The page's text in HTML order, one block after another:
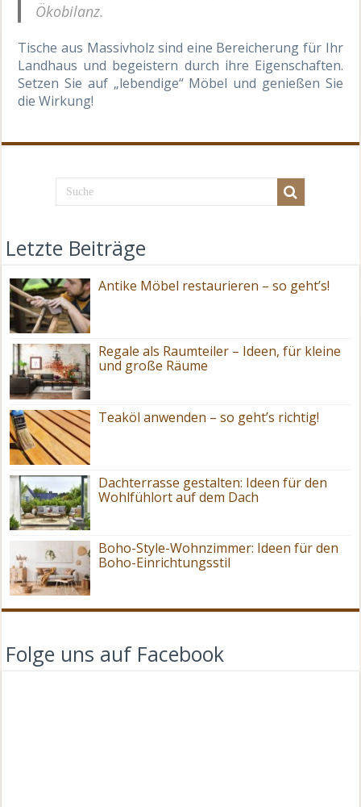
Ökobilanz.
Tische aus Massivholz sind eine Bereicherung für Ihr
Landhaus und begeistern durch ihre Eigenschaften.
Setzen Sie auf „lebendige“ Möbel und genießen Sie
die Wirkung!
Letzte Beiträge
Antike Möbel restaurieren – so geht’s!
Regale als Raumteiler – Ideen, für kleine
und große Räume
Teaköl anwenden – so geht’s richtig!
Dachterrasse gestalten: Ideen für den
Wohlfühlort auf dem Dach
Boho-Style-Wohnzimmer: Ideen für den
Boho-Einrichtungsstil
Folge uns auf Facebook